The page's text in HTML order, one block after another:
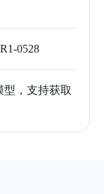
0528
，支持获取